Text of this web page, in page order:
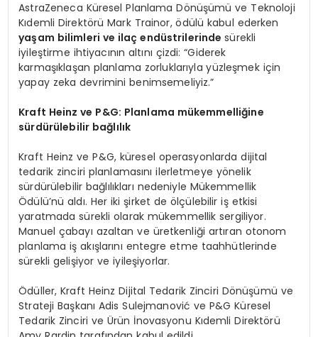
AstraZeneca Küresel Planlama Dönüşümü ve Teknoloji
Kıdemli Direktörü Mark Trainor, ödülü kabul ederken
yaşam bilimleri ve ilaç endüstrilerindesürekli
iyileştirme ihtiyacının altını çizdi: “Giderek
karmaşıklaşan planlama zorluklarıyla yüzleşmek için
yapay zeka devrimini benimsemeliyiz.”
Kraft Heinz ve P&G: Planlama mükemmelliğine
sürdürülebilir bağlılık
Kraft Heinz ve P&G, küresel operasyonlarda dijital
tedarik zinciri planlamasını ilerletmeye yönelik
sürdürülebilir bağlılıkları nedeniyle Mükemmellik
Ödülü’nü aldı. Her iki şirket de ölçülebilir iş etkisi
yaratmada sürekli olarak mükemmellik sergiliyor.
Manuel çabayı azaltan ve üretkenliği artıran otonom
planlama iş akışlarını entegre etme taahhütlerinde
sürekli gelişiyor ve iyileşiyorlar.
Ödüller, Kraft Heinz Dijital Tedarik Zinciri Dönüşümü ve
Strateji Başkanı Adis Sulejmanović ve P&G Küresel
Tedarik Zinciri ve Ürün İnovasyonu Kıdemli Direktörü